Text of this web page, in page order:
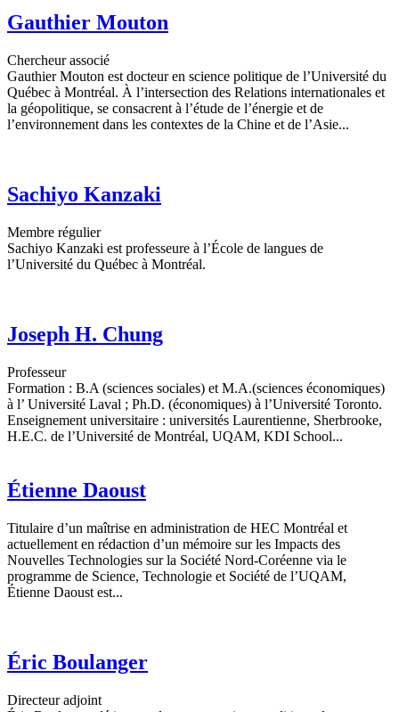
Gauthier Mouton
Chercheur associé
Gauthier Mouton est docteur en science politique de l’Université du
Québec à Montréal. À l’intersection des Relations internationales et
la géopolitique, se consacrent à l’étude de l’énergie et de
l’environnement dans les contextes de la Chine et de l’Asie...
Sachiyo Kanzaki
Membre régulier
Sachiyo Kanzaki est professeure à l’École de langues de
l’Université du Québec à Montréal.
Joseph H. Chung
Professeur
Formation : B.A (sciences sociales) et M.A.(sciences économiques)
à l’ Université Laval ; Ph.D. (économiques) à l’Université Toronto.
Enseignement universitaire : universités Laurentienne, Sherbrooke,
H.E.C. de l’Université de Montréal, UQAM, KDI School...
Étienne Daoust
Titulaire d’un maîtrise en administration de HEC Montréal et
actuellement en rédaction d’un mémoire sur les Impacts des
Nouvelles Technologies sur la Société Nord-Coréenne via le
programme de Science, Technologie et Société de l’UQAM,
Étienne Daoust est...
Éric Boulanger
Directeur adjoint